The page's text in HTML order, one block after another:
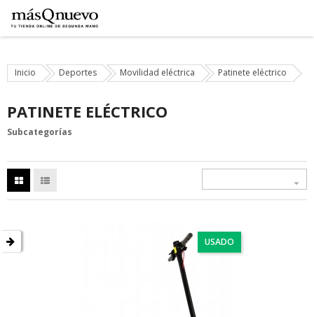
Inicio Deportes Movilidad eléctrica Patinete eléctrico
PATINETE ELÉCTRICO
Subcategorías

USADO